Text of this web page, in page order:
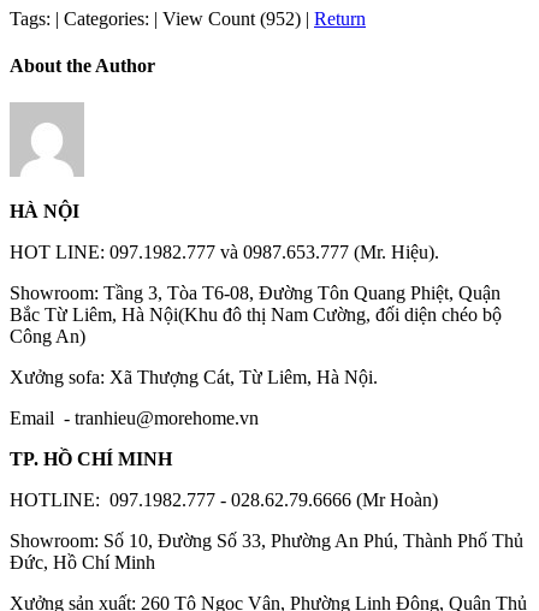
Tags: | Categories: | View Count (952) | Return
About the Author
HÀ NỘI
HOT LINE: 097.1982.777 và 0987.653.777 (Mr. Hiệu).
Showroom: Tầng 3, Tòa T6-08, Đường Tôn Quang Phiệt, Quận
Bắc Từ Liêm, Hà Nội(Khu đô thị Nam Cường, đối diện chéo bộ
Công An)
Xưởng sofa: Xã Thượng Cát, Từ Liêm, Hà Nội.
Email - tranhieu@morehome.vn
TP. HỒ CHÍ MINH
HOTLINE: 097.1982.777 - 028.62.79.6666 (Mr Hoàn)
Showroom: Số 10, Đường Số 33, Phường An Phú, Thành Phố Thủ
Đức, Hồ Chí Minh
Xưởng sản xuất: 260 Tô Ngọc Vân, Phường Linh Đông, Quận Thủ